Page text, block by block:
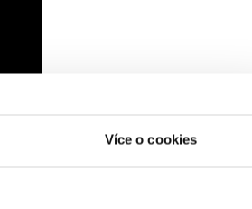
Více o cookies